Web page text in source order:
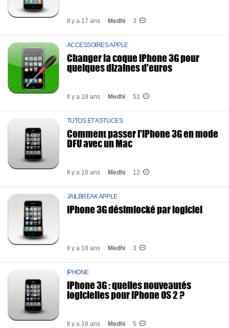
Il y a 17 ans Medhi 3
ACCESSOIRES APPLE
Changer la coque iPhone 3G pour
quelques dizaines d'euros
Il y a 18 ans Medhi 51
TUTOS ET ASTUCES
Comment passer l'iPhone 3G en mode
DFU avec un Mac
Il y a 18 ans Medhi 12
JAILBREAK APPLE
iPhone 3G désimlocké par logiciel
Il y a 18 ans Medhi 3
IPHONE
iPhone 3G : quelles nouveautés
logicielles pour iPhone OS 2 ?
Il y a 18 ans Medhi 5